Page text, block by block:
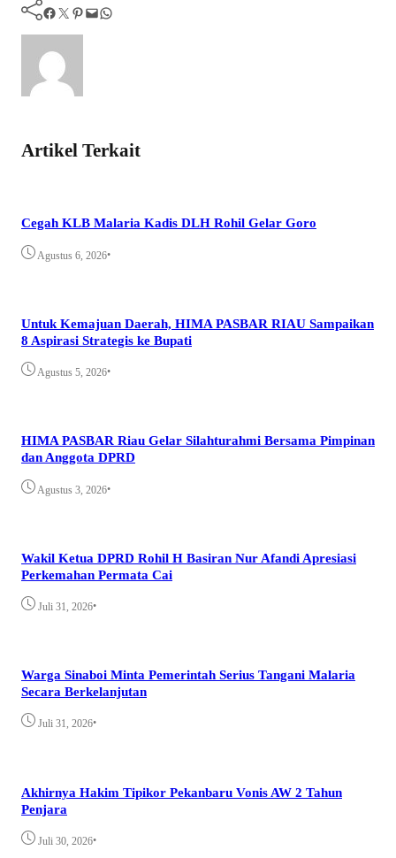
Facebook Twitter Pinterest Mail WhatsApp
Artikel Terkait
Cegah KLB Malaria Kadis DLH Rohil Gelar Goro
Agustus 6, 2026•
Untuk Kemajuan Daerah, HIMA PASBAR RIAU Sampaikan
8 Aspirasi Strategis ke Bupati
Agustus 5, 2026•
HIMA PASBAR Riau Gelar Silahturahmi Bersama Pimpinan
dan Anggota DPRD
Agustus 3, 2026•
Wakil Ketua DPRD Rohil H Basiran Nur Afandi Apresiasi
Perkemahan Permata Cai
Juli 31, 2026•
Warga Sinaboi Minta Pemerintah Serius Tangani Malaria
Secara Berkelanjutan
Juli 31, 2026•
Akhirnya Hakim Tipikor Pekanbaru Vonis AW 2 Tahun
Penjara
Juli 30, 2026•